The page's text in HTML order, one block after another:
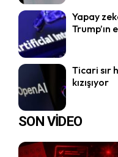
Yapay
Ticari sır
kızışıyor
SON VİDEO